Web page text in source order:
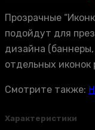
Прозрачные
подойдут для
дизайна
отдельных
Смотрите также:
Характеристики